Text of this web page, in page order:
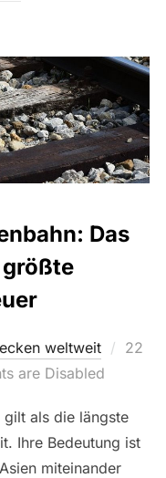
Das
weltweit
22
are Disabled
gilt als die längste
Ihre Bedeutung ist
miteinander